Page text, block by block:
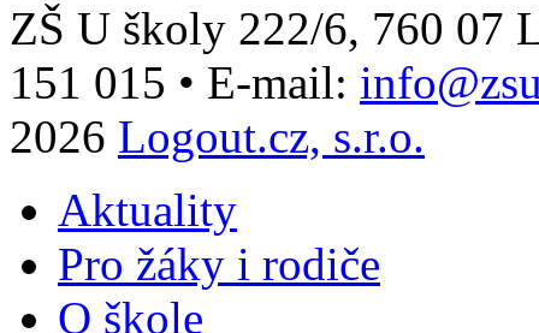
ZŠ U školy 222/6, 760 07
151 015 • E-mail:
2026 Logout.cz, s.r.o.
Aktuality
Pro žáky i rodiče
O škole